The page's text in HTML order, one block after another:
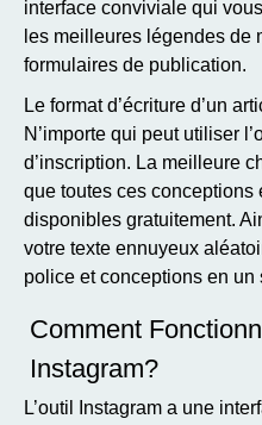
interface conviviale qui
les meilleures légendes de
formulaires de publication.
Le format d’écriture d’un
N’importe qui peut utiliser
d’inscription. La meilleure
que toutes ces conceptions
disponibles gratuitement.
votre texte ennuyeux
police et conceptions en un
Comment
Instagram?
L’outil Instagram a une